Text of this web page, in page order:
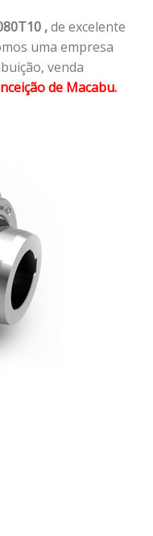
,de excelente
uma empresa
venda
de Macabu.